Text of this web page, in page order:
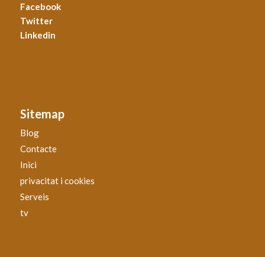
Facebook
Twitter
Linkedin
Sitemap
Blog
Contacte
Inici
privacitat i cookies
Serveis
tv